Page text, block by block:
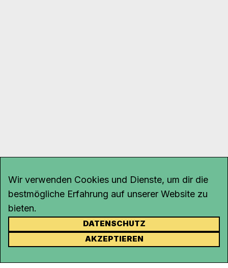
KONTAKT
Wir verwenden Cookies und Dienste, um dir die
bestmögliche Erfahrung auf unserer Website zu
bieten.
DATENSCHUTZ
AKZEPTIEREN